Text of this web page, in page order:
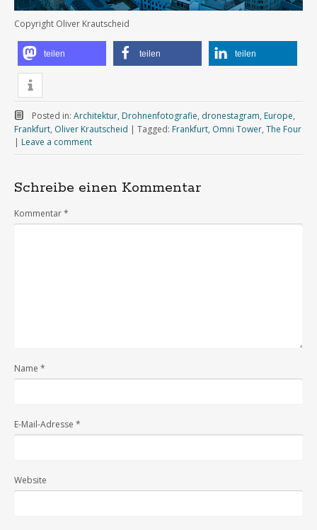
Copyright Oliver Krautscheid
teilen teilen teilen
Posted in: Architektur, Drohnenfotografie, dronestagram, Europe,
Frankfurt, Oliver Krautscheid | Tagged: Frankfurt, Omni Tower, The Four
| Leave a comment
Schreibe einen Kommentar
Kommentar*
Name *
E-Mail-Adresse *
Website